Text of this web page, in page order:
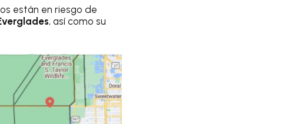
están en riesgo de
, así como su